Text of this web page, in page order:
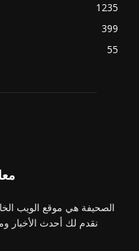
1235
399
55
الصحيفة هي موقع الويب
نقدم لك أحدث الأخبار